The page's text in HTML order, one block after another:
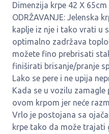
Dimenzija krpe 42 X 65cm
ODRŽAVANJE: Jelenska
kaplje iz nje i tako vrati u
optimalno zadržava
možete fino prebrisati
finiširati brisanje/pranje
Lako se pere i ne upija
Kada se u vozilu
ovom krpom jer neće
Vrlo je postojana sa
krpe tako da može trajati